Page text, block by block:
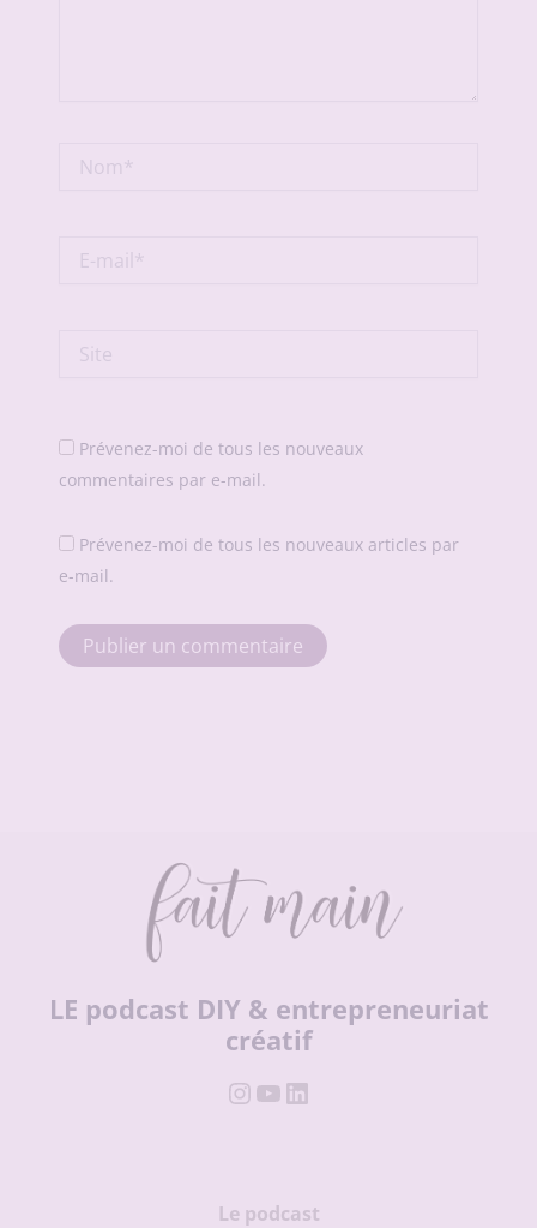
mail*
Prévenez-moi de tous les nouveaux
commentaires par e-mail.
Prévenez-moi de tous les nouveaux articles par
e-mail.
LE podcast DIY & entrepreneuriat
créatif
Instagram
YouTube
LinkedIn
Le podcast